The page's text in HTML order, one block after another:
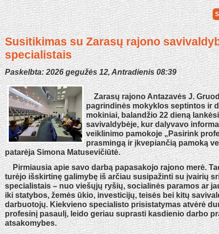
Susitikimas su Zarasų rajono
specialistais
Paskelbta: 2026 gegužės 12, Antradienis 08:39
Zarasų rajono Antazavės J.
pagrindinės mokyklos septintos ir
mokiniai, balandžio 22 dieną
savivaldybėje, kur dalyvavo
veiklinimo pamokoje „Pasirink
prasmingą ir įkvepiančią pamoką
patarėja Simona Matusevičiūtė.
Pirmiausia apie savo darbą papasakojo rajono merė.
turėjo išskirtinę galimybę iš arčiau susipažinti su įvairių
specialistais – nuo viešųjų ryšių, socialinės paramos ar
iki statybos, žemės ūkio, investicijų, teisės bei kitų
darbuotojų. Kiekvieno specialisto prisistatymas atvėrė
profesinį pasaulį, leido geriau suprasti kasdienio darbo
atsakomybes.